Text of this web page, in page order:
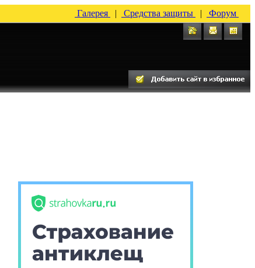
Галерея | Средства защиты | Форум